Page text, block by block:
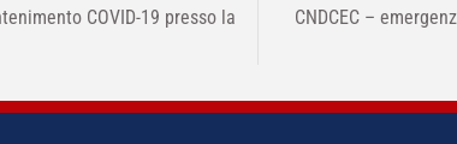
COVID-19 presso la
CNDCEC –